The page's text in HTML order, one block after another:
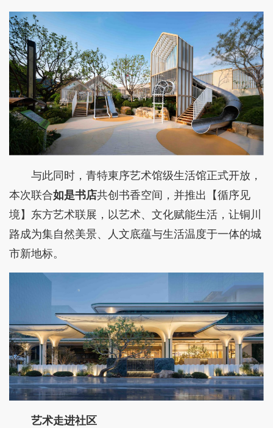
与此同时，青特東序艺术馆级生活馆正式开放，
本次联合如是书店共创书香空间，并推出【循序见
境】东方艺术联展，以艺术、文化赋能生活，让铜川
路成为集自然美景、人文底蕴与生活温度于一体的城
市新地标。
艺术走进社区